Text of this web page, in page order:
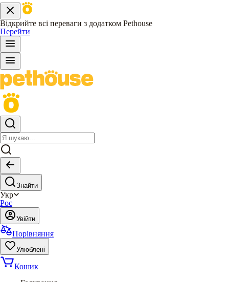
Відкрийте всі переваги з додатком Pethouse
Перейти
Знайти
Укр
Рос
Увійти
Порівняння
Улюблені
Кошик